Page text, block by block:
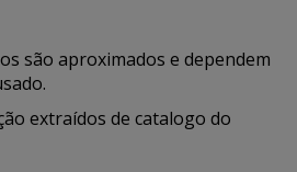
são aproximados e dependem
extraídos de catalogo do